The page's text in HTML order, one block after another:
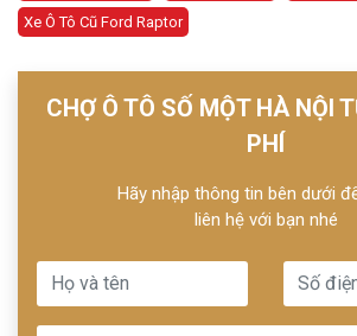
Xe Ô Tô Cũ Ford Raptor
CHỢ Ô TÔ SỐ MỘT HÀ NỘI
PHÍ
Hãy nhập thông tin bên dưới
liên hệ với bạn nhé